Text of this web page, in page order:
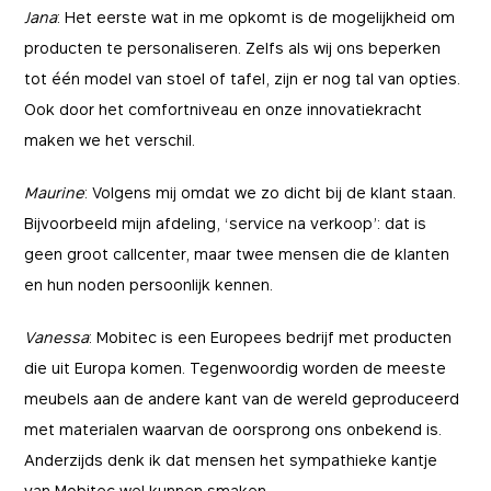
Jana: Het eerste wat in me opkomt is de mogelijkheid om
producten te personaliseren. Zelfs als wij ons beperken
tot één model van stoel of tafel, zijn er nog tal van opties.
Ook door het comfortniveau en onze innovatiekracht
maken we het verschil.
Maurine: Volgens mij omdat we zo dicht bij de klant staan.
Bijvoorbeeld mijn afdeling, ‘service na verkoop’: dat is
geen groot callcenter, maar twee mensen die de klanten
en hun noden persoonlijk kennen.
Vanessa: Mobitec is een Europees bedrijf met producten
die uit Europa komen. Tegenwoordig worden de meeste
meubels aan de andere kant van de wereld geproduceerd
met materialen waarvan de oorsprong ons onbekend is.
Anderzijds denk ik dat mensen het sympathieke kantje
Essentials Essentials